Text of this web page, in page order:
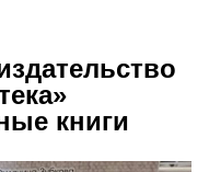
книги